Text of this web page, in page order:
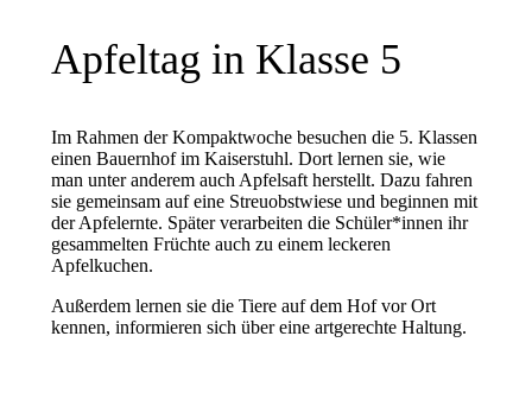
Apfeltag in Klasse 5
Im Rahmen der Kompaktwoche besuchen die 5. Klassen
einen Bauernhof im Kaiserstuhl. Dort lernen sie, wie
man unter anderem auch Apfelsaft herstellt. Dazu fahren
sie gemeinsam auf eine Streuobstwiese und beginnen mit
der Apfelernte. Später verarbeiten die Schüler*innen ihr
gesammelten Früchte auch zu einem leckeren
Apfelkuchen.
Außerdem lernen sie die Tiere auf dem Hof vor Ort
kennen, informieren sich über eine artgerechte Haltung.